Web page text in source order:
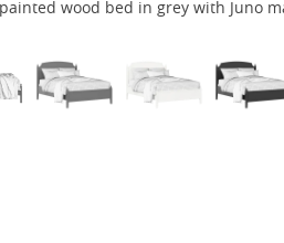
wood bed in grey with Juno